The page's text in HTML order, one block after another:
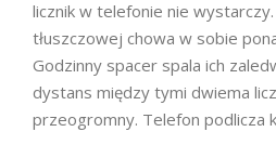
licznik w telefonie nie
tłuszczowej chowa w sobie
Godzinny spacer spala ich
dystans między tymi dwiema
przeogromny. Telefon podlicza